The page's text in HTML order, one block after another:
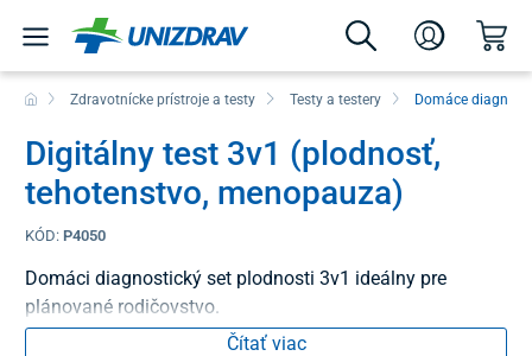
Zdravotnícke prístroje a testy Testy a testery Domáce
Digitálny test 3v1 (plodnosť,
tehotenstvo, menopauza)
KÓD: P4050
Domáci diagnostický set plodnosti 3v1 ideálny pre
plánované rodičovstvo.
Čítať viac